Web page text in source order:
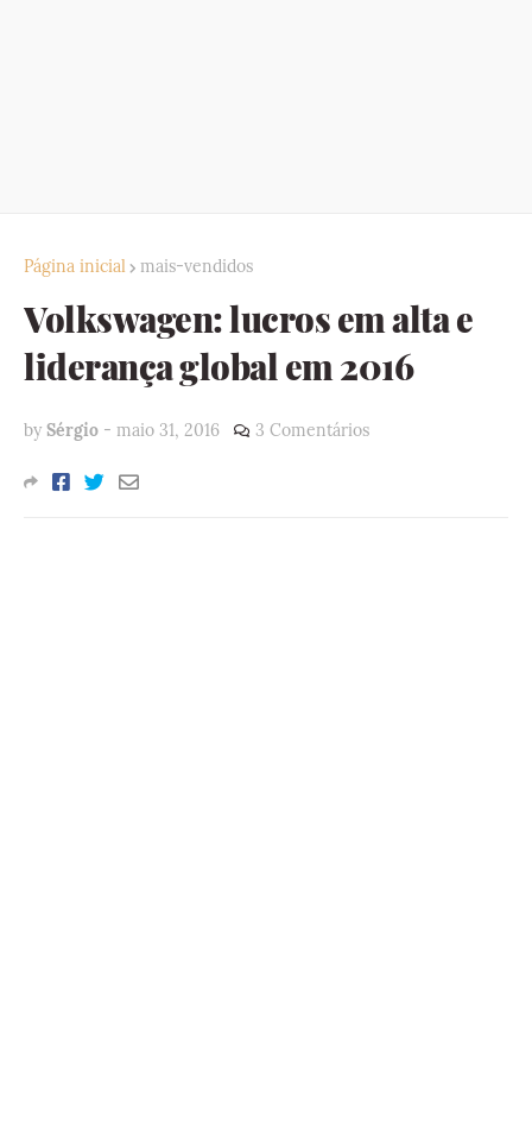
Página inicial mais-vendidos
Volkswagen: lucros em alta e
liderança global em 2016
by Sérgio - maio 31, 2016 3 Comentários